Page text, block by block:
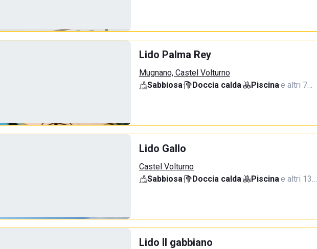
Lido Palma Rey
Mugnano, Castel Volturno
Sabbiosa· Doccia calda· Piscina·e altri 7…
Lido Gallo
Castel Volturno
Sabbiosa· Doccia calda· Piscina·e altri 13…
Lido Il gabbiano